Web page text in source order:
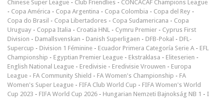
Chinese Super League - Club Friendlies - CONCACAF Champions League
- Copa América - Copa Argentina - Copa Colombia - Copa del Rey -
Copa do Brasil - Copa Libertadores - Copa Sudamericana - Copa
Uruguay - Coppa Italia - Croatia HNL - Cymru Premier - Cyprus First
Division - Damallsvenskan - Danish Superligaen - DFB-Pokal - DFL-
Supercup - Division 1 Féminine - Ecuador Primera Categoría Serie A - EFL
Championship - Egyptian Premier League - Ekstraklasa - Eliteserien -
English National League - Eredivisie - Eredivisie Vrouwen - Europa
League - FA Community Shield - FA Women's Championship - FA
Women's Super League - FIFA Club World Cup - FIFA Women's World
Cup 2023 - FIFA World Cup 2026 - Hungarian Nemzeti Bajnokság NB 1 - I